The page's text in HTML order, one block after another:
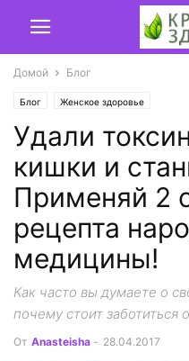
Домой Блог
Блог Женское здоровье
Удали
кишки и
Применяй 2
рецепта
медицины!
Как часто вы думаете о
почему стоит
От Anasteisha - 28.04.2017